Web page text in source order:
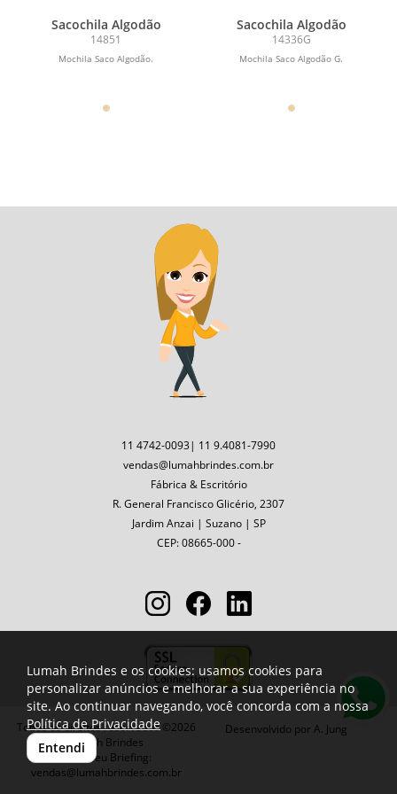
Sacochila Algodão
14851
Mochila Saco Algodão.
Sacochila Algodão
14336G
Mochila Saco Algodão G.
11 4742-0093| 11 9.4081-7990
vendas@lumahbrindes.com.br
Fábrica & Escritório
R. General Francisco Glicério, 2307
Jardim Anzai | Suzano | SP
CEP: 08665-000 -
Todos os direitos reservados ©2026
Lumah Brindes
Envie seu Briefing:
vendas@lumahbrindes.com.br
Desenvolvido por A. Jung
Lumah Brindes e os cookies: usamos cookies para
personalizar anúncios e melhorar a sua experiência no
site. Ao continuar navegando, você concorda com a nossa
Política de Privacidade
Entendi